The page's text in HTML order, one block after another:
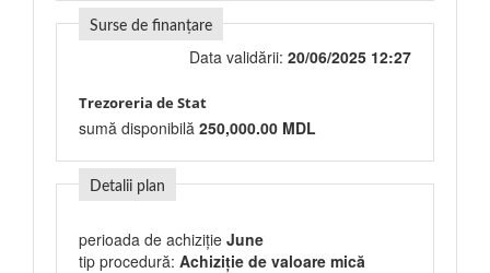
Surse de finanțare
Data validării: 20/06/2025 12:27
Trezoreria de Stat
sumă disponibilă 250,000.00 MDL
Detalii plan
perioada de achiziție June
tip procedură: Achiziție de valoare mică